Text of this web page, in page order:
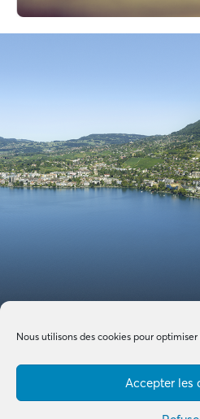
Nous utilisons des cookies pour
Accepter les